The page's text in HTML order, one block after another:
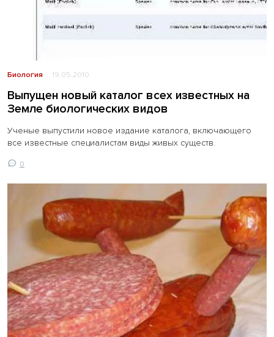
Биология 19.05.2010
Выпущен новый каталог всех известных на
Земле биологических видов
Ученые выпустили новое издание каталога, включающего
все известные специалистам виды живых существ.
0